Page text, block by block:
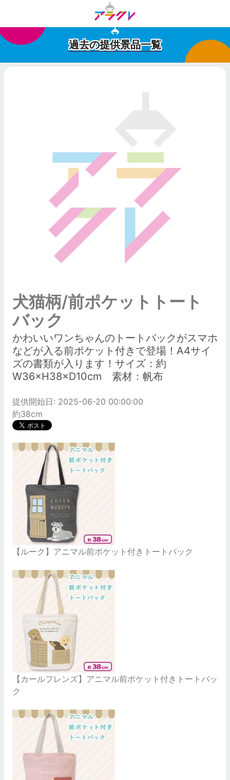
過去の提供景品一覧
犬猫柄/前ポケットトート
バック
かわいいワンちゃんのトートバックがスマホ
などが入る前ポケット付きで登場！A4サイ
ズの書類が入ります！サイズ：約
W36×H38×D10cm 素材：帆布
提供開始日: 2025-06-20 00:00:00
約38cm
【ルーク】アニマル前ポケット付きトートバック
【カールフレンズ】アニマル前ポケット付きトートバッ
ク